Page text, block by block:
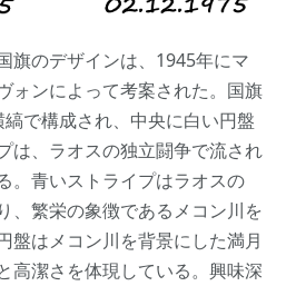
旗のデザインは、1945年にマ
ォンによって考案された。国旗
で構成され、中央に白い円盤
は、ラオスの独立闘争で流され
。青いストライプはラオスの
、繁栄の象徴であるメコン川を
盤はメコン川を背景にした満月
高潔さを体現している。興味深